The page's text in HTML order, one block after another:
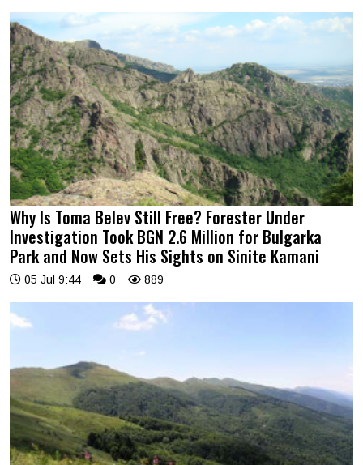
Why Is Toma Belev Still Free? Forester Under
Investigation Took BGN 2.6 Million for Bulgarka
Park and Now Sets His Sights on Sinite Kamani
05 Jul 9:44 0 889